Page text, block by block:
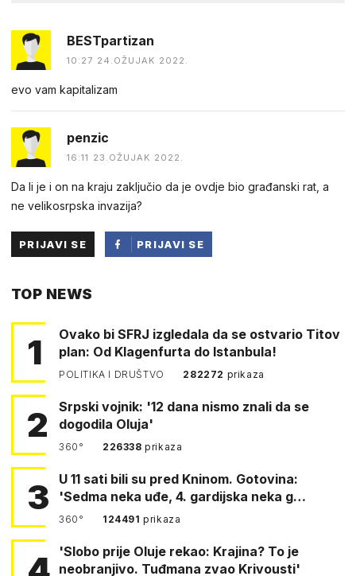
BESTpartizan
10:27 24.OŽUJAK 2022.
evo vam kapitalizam
penzic
16:11 23.OŽUJAK 2022.
Da li je i on na kraju zaključio da je ovdje bio građanski rat, a
ne velikosrpska invazija?
PRIJAVI SE
PRIJAVI SE
TOP NEWS
1
Ovako bi SFRJ izgledala da se ostvario Titov
plan: Od Klagenfurta do Istanbula!
POLITIKA I DRUŠTVO 282272 prikaza
2
Srpski vojnik: '12 dana nismo znali da se
dogodila Oluja'
360° 226338prikaza
3
U 11 sati bili su pred Kninom. Gotovina:
'Sedma neka uđe, 4. gardijska neka g…
360° 124491prikaza
'Slobo prije Oluje rekao: Krajina? To je
neobranjivo. Tuđmana zvao Krivousti'